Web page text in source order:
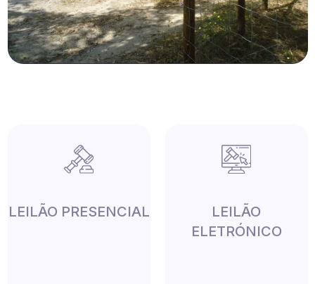
LEILÃO PRESENCIAL
LEILÃO
ELETRÓNICO